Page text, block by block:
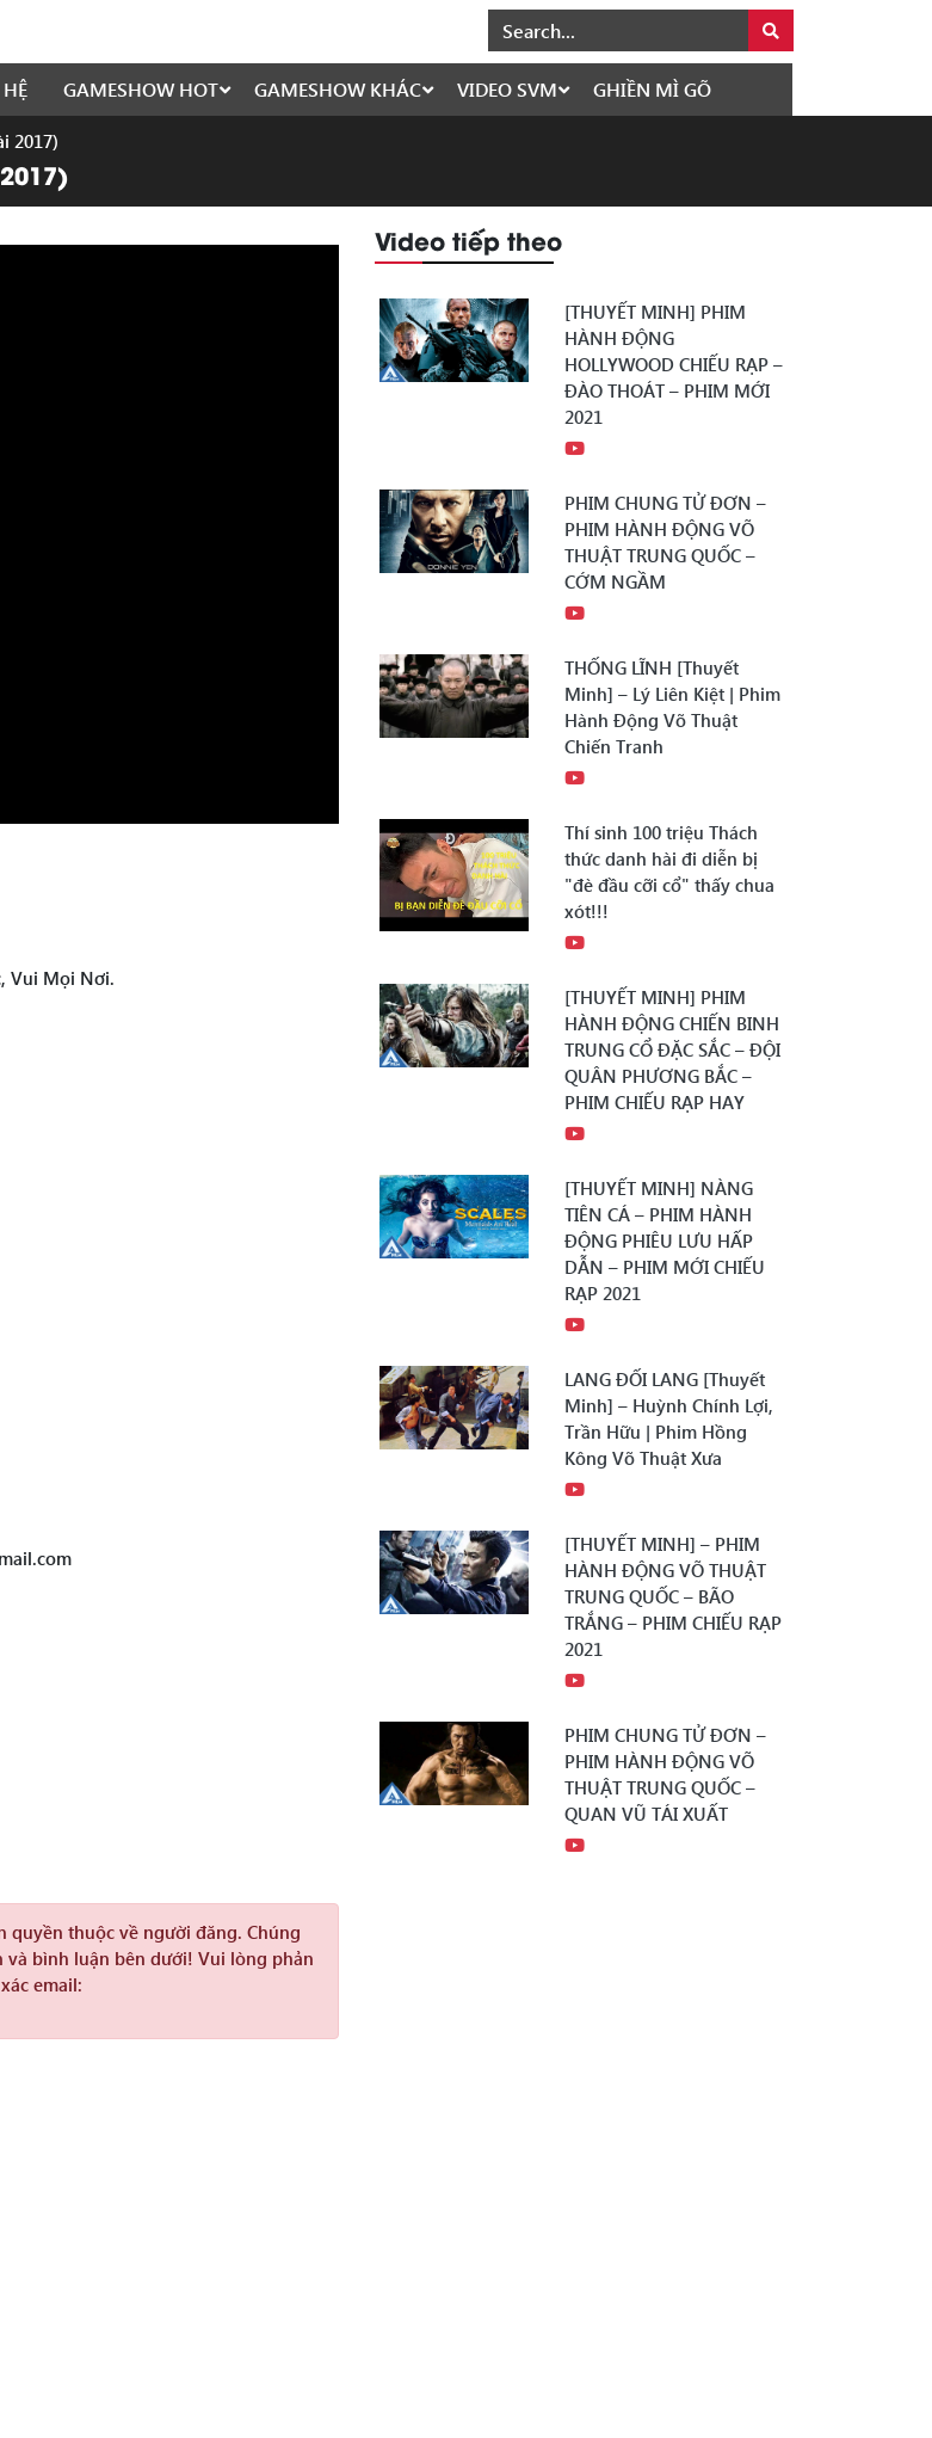
GAMESHOW HOT GAMESHOW KHÁC VIDEO SVM GHIỀN MÌ GÕ
2017)
Vui Mọi Nơi.
quyền thuộc về người đăng. Chúng
bình luận bên dưới! Vui lòng phản
email:
Video tiếp theo
[THUYẾT MINH] PHIM
HÀNH ĐỘNG
HOLLYWOOD CHIẾU RẠP –
ĐÀO THOÁT – PHIM MỚI
2021
PHIM CHUNG TỬ ĐƠN –
PHIM HÀNH ĐỘNG VÕ
THUẬT TRUNG QUỐC –
CỚM NGẦM
THỐNG LĨNH [Thuyết
Minh] – Lý Liên Kiệt | Phim
Hành Động Võ Thuật
Chiến Tranh
Thí sinh 100 triệu Thách
thức danh hài đi diễn bị
"đè đầu cỡi cổ" thấy chua
xót!!!
[THUYẾT MINH] PHIM
HÀNH ĐỘNG CHIẾN BINH
TRUNG CỔ ĐẶC SẮC – ĐỘI
QUÂN PHƯƠNG BẮC –
PHIM CHIẾU RẠP HAY
[THUYẾT MINH] NÀNG
TIÊN CÁ – PHIM HÀNH
ĐỘNG PHIÊU LƯU HẤP
DẪN – PHIM MỚI CHIẾU
RẠP 2021
LANG ĐỐI LANG [Thuyết
Minh] – Huỳnh Chính Lợi,
Trần Hữu | Phim Hồng
Kông Võ Thuật Xưa
[THUYẾT MINH] – PHIM
HÀNH ĐỘNG VÕ THUẬT
TRUNG QUỐC – BÃO
TRẮNG – PHIM CHIẾU RẠP
2021
PHIM CHUNG TỬ ĐƠN –
PHIM HÀNH ĐỘNG VÕ
THUẬT TRUNG QUỐC –
QUAN VŨ TÁI XUẤT